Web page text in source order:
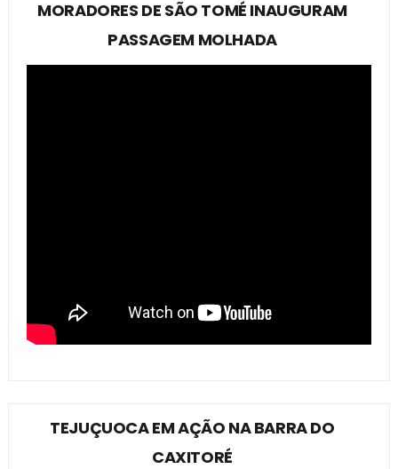
MORADORES DE SÃO TOMÉ INAUGURAM
PASSAGEM MOLHADA
TEJUÇUOCA EM AÇÃO NA BARRA DO
CAXITORÉ